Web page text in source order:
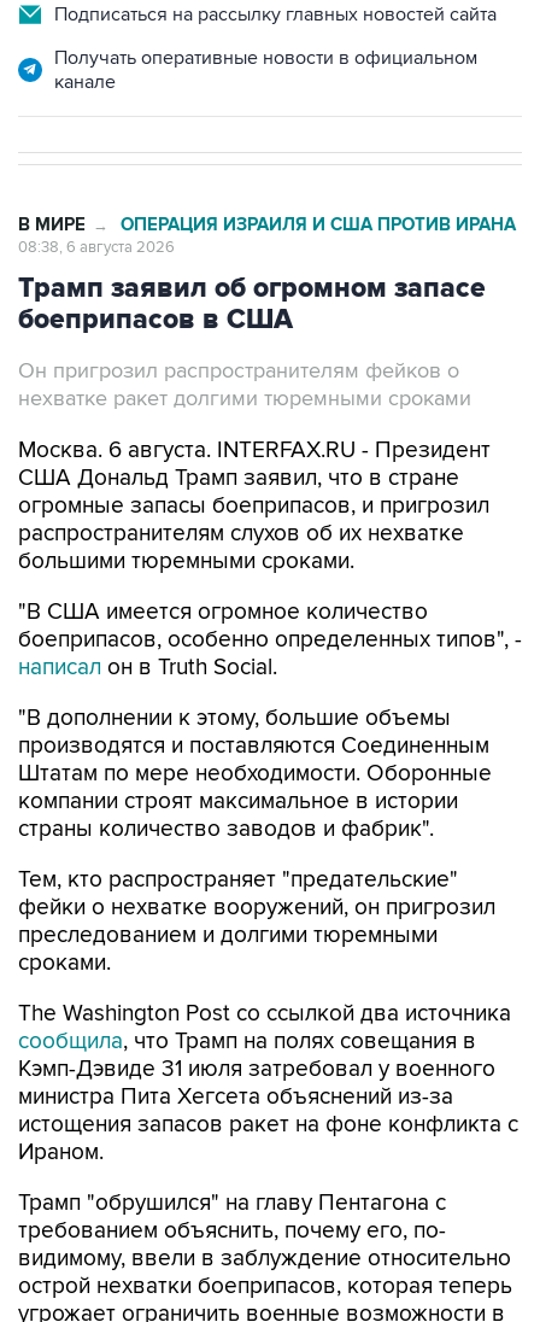
Подписаться на рассылку главных новостей сайта
Получать оперативные новости в официальном
канале
В МИРЕ → ОПЕРАЦИЯ ИЗРАИЛЯ И США ПРОТИВ ИРАНА
08:38, 6 августа 2026
Трамп заявил об огромном запасе
боеприпасов в США
Он пригрозил распространителям фейков о
нехватке ракет долгими тюремными сроками
Москва. 6 августа. INTERFAX.RU - Президент
США Дональд Трамп заявил, что в стране
огромные запасы боеприпасов, и пригрозил
распространителям слухов об их нехватке
большими тюремными сроками.
"В США имеется огромное количество
боеприпасов, особенно определенных типов", -
написал он в Truth Social.
"В дополнении к этому, большие объемы
производятся и поставляются Соединенным
Штатам по мере необходимости. Оборонные
компании строят максимальное в истории
страны количество заводов и фабрик".
Тем, кто распространяет "предательские"
фейки о нехватке вооружений, он пригрозил
преследованием и долгими тюремными
сроками.
The Washington Post со ссылкой два источника
сообщила, что Трамп на полях совещания в
Кэмп-Дэвиде 31 июля затребовал у военного
министра Пита Хегсета объяснений из-за
истощения запасов ракет на фоне конфликта с
Ираном.
Трамп "обрушился" на главу Пентагона с
требованием объяснить, почему его, по-
видимому, ввели в заблуждение относительно
острой нехватки боеприпасов, которая теперь
угрожает ограничить военные возможности в